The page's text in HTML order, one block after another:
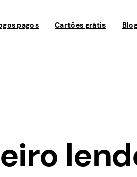
pagos Cartões grátis